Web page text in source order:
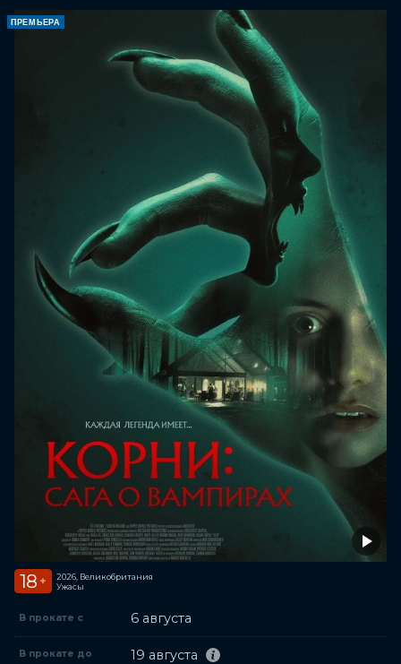
ПРЕМЬЕРА
18 +
2026, Великобритания
Ужасы
В прокате с 6 августа
В прокате до 19 августа